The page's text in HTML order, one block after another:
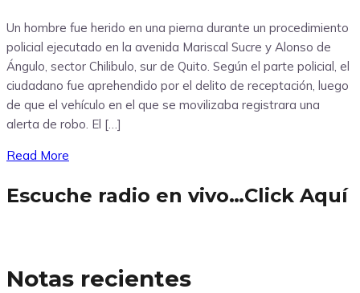
Un hombre fue herido en una pierna durante un procedimiento
policial ejecutado en la avenida Mariscal Sucre y Alonso de
Ángulo, sector Chilibulo, sur de Quito. Según el parte policial, el
ciudadano fue aprehendido por el delito de receptación, luego
de que el vehículo en el que se movilizaba registrara una
alerta de robo. El […]
Read More
Escuche radio en vivo…Click Aquí
Notas recientes